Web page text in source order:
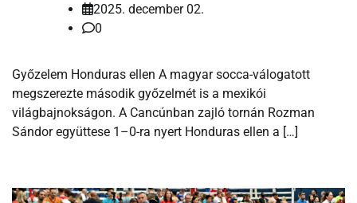
2025. december 02.
0
Győzelem Honduras ellen A magyar socca-válogatott
megszerezte második győzelmét is a mexikói
világbajnokságon. A Cancúnban zajló tornán Rozman
Sándor együttese 1–0-ra nyert Honduras ellen a […]